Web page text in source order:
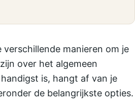
verschillende manieren om je
over het algemeen
is, hangt af van je
de belangrijkste opties.